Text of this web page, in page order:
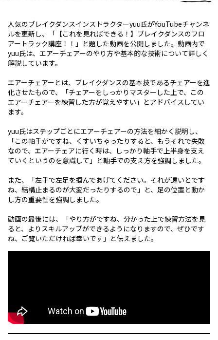
人気のブレイクダンスインストラクターyuu氏がYouTubeチャンネ
ルを更新し、「【これを見ればできる！】ブレイクダンスのフロ
アートラック講座！！」と題した動画を公開しました。動画内で
yuu氏は、エアーチェアーのやり方や基本的な技術について詳しく
解説しています。
エアーチェアーとは、ブレイクダンスの基本技であるチェアーを進
化させたもので、「チェアーをしっかりマスターした上で、この
エアーチェアーを練習した方が覚えやすい」とアドバイスしてい
ます。
yuu氏はステップごとにエアーチェアーの方法を細かく説明し、
「この軸手がですね、くすいちゃったりすると、もうそれで失敗
なので、エアーチェアに行く時は、しっかり軸手で上半身を支え
ていくというのを意識して」と軸手での支え方を強調しました。
また、「左手で左足を掴んであげてください。それが遠いとです
ね、結構止まるのが大変だったりするので」と、足の位置と動か
し方の重要性を強調しました。
動画の最後には、「やり方がですね、分かった上で練習方法を見
ると、よりスキルアップができるようになりますので、ぜひです
ね、ご覧いただければ幸いです」と伝えました。